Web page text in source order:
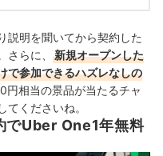
説明を聞いてから契約した
らに、
新規オープンした
で参加できるハズレなしの
円相当の景品が当たるチャ
くださいね。
Uber One1年無料